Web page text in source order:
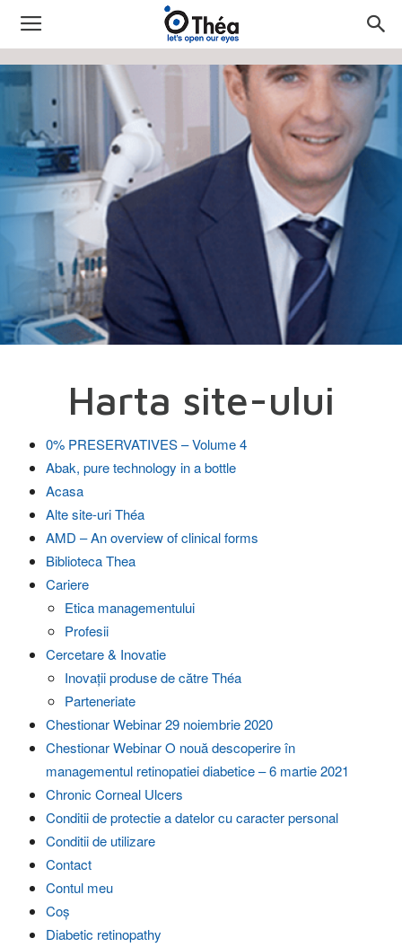
Harta site-ului
0% PRESERVATIVES – Volume 4
Abak, pure technology in a bottle
Acasa
Alte site-uri Théa
AMD – An overview of clinical forms
Biblioteca Thea
Cariere
Etica managementului
Profesii
Cercetare & Inovatie
Inovații produse de către Théa
Parteneriate
Chestionar Webinar 29 noiembrie 2020
Chestionar Webinar O nouă descoperire în
managementul retinopatiei diabetice – 6 martie 2021
Chronic Corneal Ulcers
Conditii de protectie a datelor cu caracter personal
Conditii de utilizare
Contact
Contul meu
Coș
Diabetic retinopathy